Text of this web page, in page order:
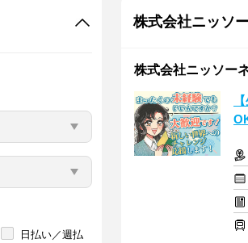
日払い／週払
株式会社ニッソ
株式会社ニッソー